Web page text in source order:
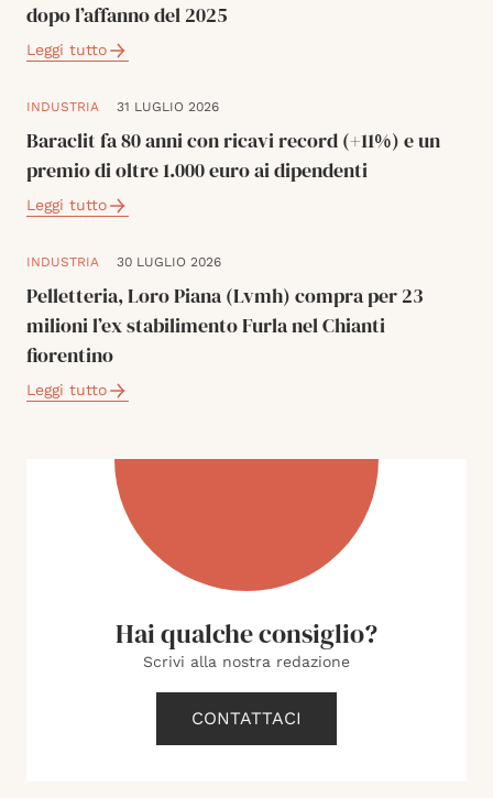
dopo l’affanno del 2025
Leggi tutto
INDUSTRIA 31 LUGLIO 2026
Baraclit fa 80 anni con ricavi record (+11%) e un
premio di oltre 1.000 euro ai dipendenti
Leggi tutto
INDUSTRIA 30 LUGLIO 2026
Pelletteria, Loro Piana (Lvmh) compra per 23
milioni l’ex stabilimento Furla nel Chianti
fiorentino
Leggi tutto
Hai qualche consiglio?
Scrivi alla nostra redazione
CONTATTACI